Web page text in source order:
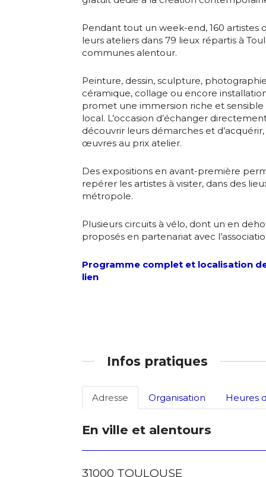
Adresse
Nom
Prénom
Statut /
Adresse
Nom
J'accepte
Pendant tout un week-end, 160 artistes
leurs ateliers dans 79 lieux répartis à
communes alentour.
Peinture, dessin, sculpture,
céramique, collage ou encore
promet une immersion riche et sensible
local. L’occasion d’échanger
découvrir leurs démarches et
œuvres au prix atelier.
Des expositions en avant-première
repérer les artistes à visiter, dans des
métropole.
Plusieurs circuits à vélo, dont un en
proposés en partenariat avec
Programme complet et localisation
lien
Infos pratiques
Adresse Organisation Heures
En ville et alentours
31000 TOULOUSE